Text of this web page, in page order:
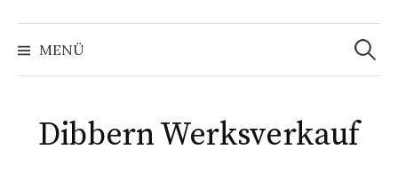
MENÜ
Suchen
nach:
Dibbern Werksverkauf